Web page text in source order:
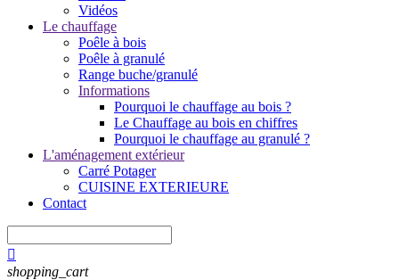
Vidéos
Le chauffage
Poêle à bois
Poêle à granulé
Range buche/granulé
Informations
Pourquoi le chauffage au bois ?
Le Chauffage au bois en chiffres
Pourquoi le chauffage au granulé ?
L'aménagement extérieur
Carré Potager
CUISINE EXTERIEURE
Contact

shopping_cart